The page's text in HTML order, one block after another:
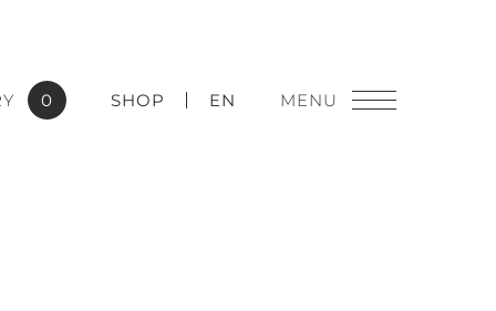
0 SHOP EN